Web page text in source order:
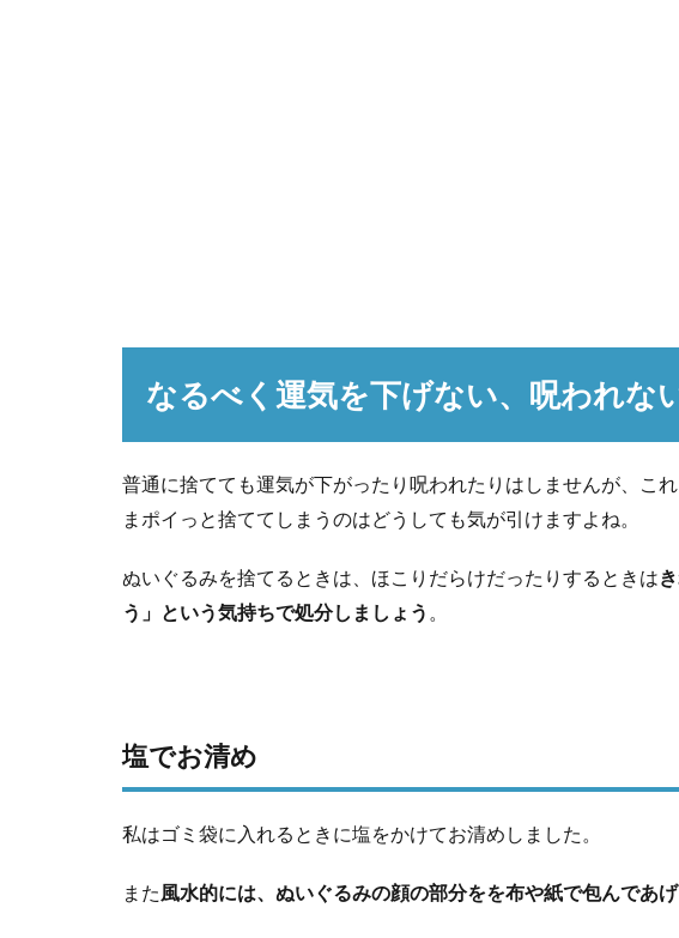
なるべく運気を下げない、呪われな
普通に捨てても運気が下がったり呪われたりはしませんが、こ
まポイっと捨ててしまうのはどうしても気が引けますよね。
ぬいぐるみを捨てるときは、ほこりだらけだったりするときは
う」という気持ちで処分しましょう 。
塩でお清め
私はゴミ袋に入れるときに塩をかけてお清めしました。
また風水的には、ぬいぐるみの顔の部分をを布や紙で包んであげ